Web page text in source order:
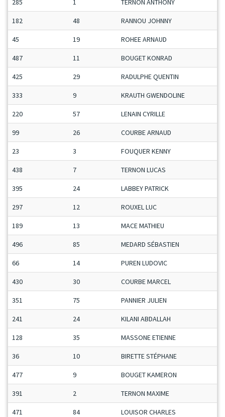
285 1 TERNON ANTHONY
182 48 RANNOU JOHNNY
45 19 ROHEE ARNAUD
487 11 BOUGET KONRAD
425 29 RADULPHE QUENTIN
333 9 KRAUTH GWENDOLINE
220 57 LENAIN CYRILLE
99 26 COURBE ARNAUD
23 3 FOUQUER KENNY
438 7 TERNON LUCAS
395 24 LABBEY PATRICK
297 12 ROUXEL LUC
189 13 MACE MATHIEU
496 85 MEDARD SÉBASTIEN
66 14 PUREN LUDOVIC
430 30 COURBE MARCEL
351 75 PANNIER JULIEN
241 24 KILANI ABDALLAH
128 35 MASSONE ETIENNE
36 10 BIRETTE STÉPHANE
477 9 BOUGET KAMERON
391 2 TERNON MAXIME
471 84 LOUISOR CHARLES